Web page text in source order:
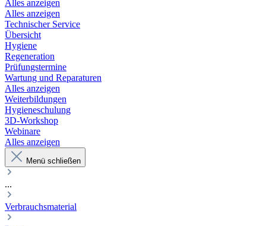
Alles anzeigen
Alles anzeigen
Technischer Service
Übersicht
Hygiene
Regeneration
Prüfungstermine
Wartung und Reparaturen
Alles anzeigen
Weiterbildungen
Hygieneschulung
3D-Workshop
Webinare
Alles anzeigen
Menü schließen
...
Verbrauchsmaterial